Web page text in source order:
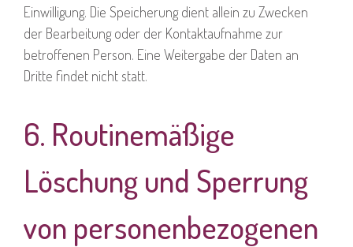
Einwilligung. Die Speicherung dient allein zu Zwecken
der Bearbeitung oder der Kontaktaufnahme zur
betroffenen Person. Eine Weitergabe der Daten an
Dritte findet nicht statt.
6. Routinemäßige
Löschung und Sperrung
von personenbezogenen